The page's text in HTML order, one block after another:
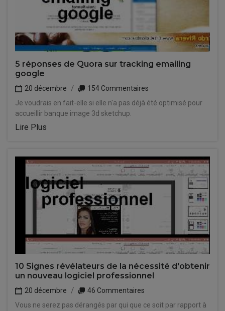
5 réponses de Quora sur tracking emailing
google
20 décembre
154 Commentaires
Je voudrais en fait-elle si elle n'a pas déjà été optimisé pour
accueillir banque image 3d sketchup.
Lire Plus
10 Signes révélateurs de la nécessité d'obtenir
un nouveau logiciel professionnel
20 décembre
46 Commentaires
Vous ne serez pas dérangés par qui que ce soit par rapport à